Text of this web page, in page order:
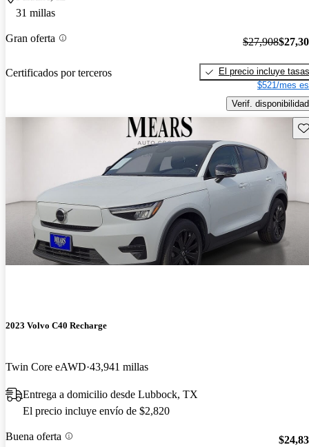
31 millas
Gran oferta
Certificados por terceros
$27,908
El precio incluye tasas
$521/mes
Verif. disponibilidad
2023 Volvo C40 Recharge
Twin Core eAWD 43,941 millas
Entrega a domicilio desde Lubbock, TX
El precio incluye envío de $2,820
Buena oferta